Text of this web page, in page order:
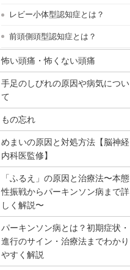
レビー小体型認知症とは？
前頭側頭型認知症とは？
怖い頭痛・怖くない頭痛
手足のしびれの原因や病気につい
て
もの忘れ
めまいの原因と対処方法【脳神経
内科医監修】
「ふるえ」の原因と治療法〜本態
性振戦からパーキンソン病まで詳
しく解説〜
パーキンソン病とは？初期症状・
進行のサイン・治療法までわかり
やすく解説